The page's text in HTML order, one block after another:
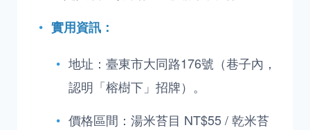
實用資訊：
地址：臺東市大同路176號（巷子內，
認明「榕樹下」招牌）。
價格區間：湯米苔目 NT$55 / 乾米苔